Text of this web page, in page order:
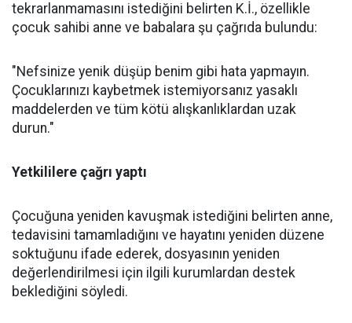
tekrarlanmamasını istediğini belirten K.İ., özellikle
çocuk sahibi anne ve babalara şu çağrıda bulundu:
"Nefsinize yenik düşüp benim gibi hata yapmayın.
Çocuklarınızı kaybetmek istemiyorsanız yasaklı
maddelerden ve tüm kötü alışkanlıklardan uzak
durun."
Yetkililere çağrı yaptı
Çocuğuna yeniden kavuşmak istediğini belirten anne,
tedavisini tamamladığını ve hayatını yeniden düzene
soktuğunu ifade ederek, dosyasının yeniden
değerlendirilmesi için ilgili kurumlardan destek
beklediğini söyledi.